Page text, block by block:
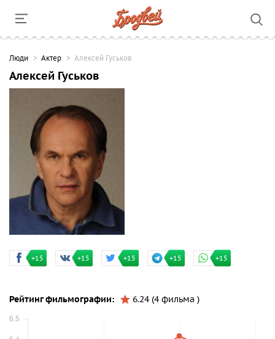
Люди Актер Алексей Гуськов
Алексей Гуськов
+15 +15 +15 +15 +15
Рейтинг фильмографии: 6.24 (4 фильма )